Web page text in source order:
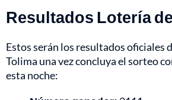
Resultados Lotería
Estos serán los resultados oficiales
Tolima una vez concluya el sorteo
esta noche: